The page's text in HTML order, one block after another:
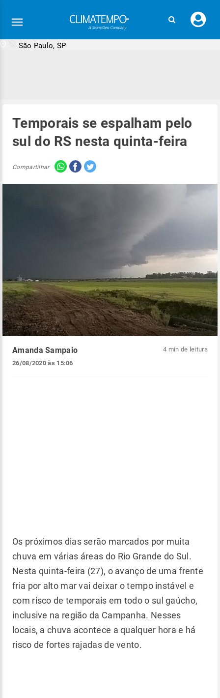
seu
São Paulo, SP
Temporais se espalham pelo
sul do RS nesta quinta-feira
Compartilhar
Amanda Sampaio
26/08/2020 às 15:06
4 min de leitura
Os próximos dias serão marcados por muita
chuva em várias áreas do Rio Grande do Sul.
Nesta quinta-feira (27), o avanço de uma frente
fria por alto mar vai deixar o tempo instável e
com risco de temporais em todo o sul gaúcho,
inclusive na região da Campanha. Nesses
locais, a chuva acontece a qualquer hora e há
risco de fortes rajadas de vento.